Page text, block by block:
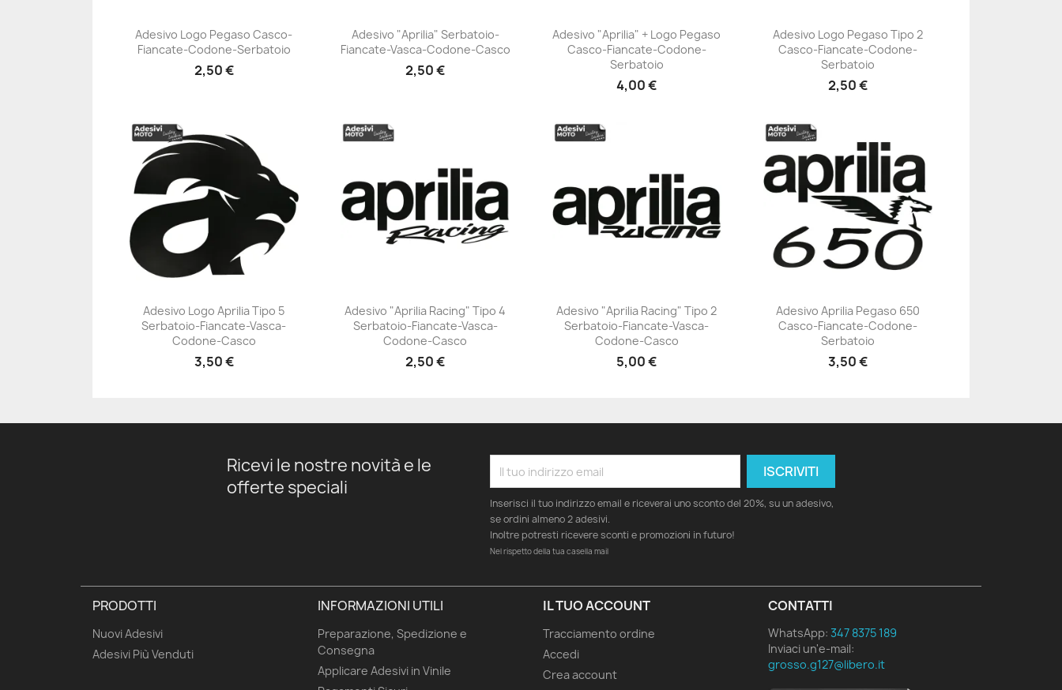
+23
Adesivo Logo Pegaso Casco-
Fiancate-Codone-Serbatoio
2,50 €
+23
Adesivo "Aprilia" Serbatoio-
Fiancate-Vasca-Codone-Casco
2,50 €
+23
Adesivo "Aprilia" + Logo Pegaso
Casco-Fiancate-Codone-
Serbatoio
4,00 €
+23
Adesivo Logo Pegaso Tipo 2
Casco-Fiancate-Codone-
Serbatoio
2,50 €
+23
Adesivo Logo Aprilia Tipo 5
Serbatoio-Fiancate-Vasca-
Codone-Casco
3,50 €
+23
Adesivo "Aprilia Racing" Tipo 4
Serbatoio-Fiancate-Vasca-
Codone-Casco
2,50 €
+23
Adesivo "Aprilia Racing" Tipo 2
Serbatoio-Fiancate-Vasca-
Codone-Casco
5,00 €
+23
Adesivo Aprilia Pegaso 650
Casco-Fiancate-Codone-
Serbatoio
3,50 €
Ricevi le nostre novità e le
offerte speciali
Inserisci il tuo indirizzo email e riceverai uno sconto del 20%, su un adesivo,
se ordini almeno 2 adesivi.
Inoltre potresti ricevere sconti e promozioni in futuro!
Nel rispetto della tua casella mail
PRODOTTI
Nuovi Adesivi
Adesivi Più Venduti
INFORMAZIONI UTILI
Preparazione, Spedizione e
Consegna
Applicare Adesivi in Vinile
IL TUO ACCOUNT
Tracciamento ordine
Accedi
Crea account
CONTATTI
WhatsApp: 347 8375 189
Inviaci un'e-mail:
grosso.g127@libero.it